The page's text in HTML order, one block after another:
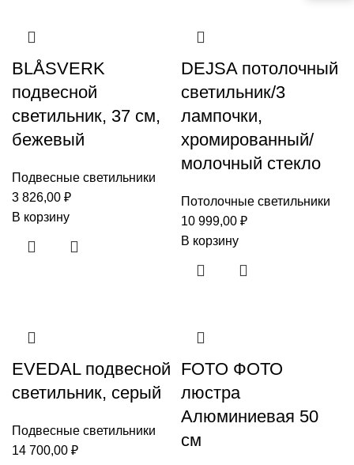
BLÅSVERK
подвесной
светильник, 37 см,
бежевый
Подвесные светильники
3 826,00 ₽
В корзину
DEJSA потолочный
светильник/3
лампочки,
хромированный/
молочный стекло
Потолочные светильники
10 999,00 ₽
В корзину
EVEDAL подвесной
светильник, серый
Подвесные светильники
14 700,00 ₽
FOTO ФОТО
люстра
Алюминиевая 50
см